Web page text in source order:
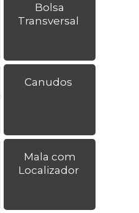
Bolsa
Transversal
Canudos
Mala com
Localizador